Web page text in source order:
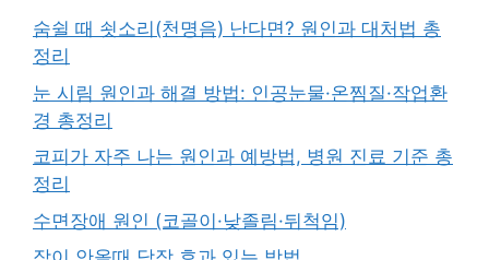
숨쉴 때 쇳소리(천명음) 난다면? 원인과 대처법 총
정리
눈 시림 원인과 해결 방법: 인공눈물·온찜질·작업환
경 총정리
코피가 자주 나는 원인과 예방법, 병원 진료 기준 총
정리
수면장애 원인 (코골이·낮졸림·뒤척임)